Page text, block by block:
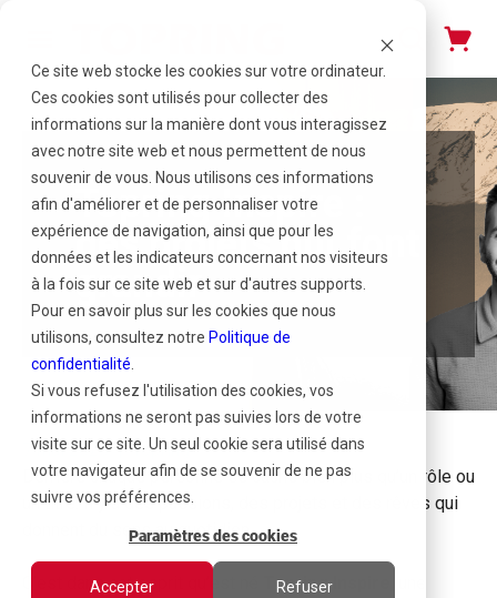
Ce site web stocke les cookies sur votre ordinateur.
Ces cookies sont utilisés pour collecter des
informations sur la manière dont vous interagissez
avec notre site web et nous permettent de nous
souvenir de vous. Nous utilisons ces informations
afin d'améliorer et de personnaliser votre
expérience de navigation, ainsi que pour les
données et les indicateurs concernant nos visiteurs
à la fois sur ce site web et sur d'autres supports.
Pour en savoir plus sur les cookies que nous
utilisons, consultez notre Politique de
confidentialité
Si vous refusez l'utilisation des cookies, vos
informations ne seront pas suivies lors de votre
visite sur ce site. Un seul cookie sera utilisé dans
votre navigateur afin de se souvenir de ne pas
suivre vos préférences.
Paramètres des cookies
Accepter Refuser
Topring Inspire :
des projets qui font
grandir
7 mai 2026 | Topring
Derrière chaque personne se cache bien plus qu’un rôle ou
un titre. Il y a des passions, des projets et des rêves qui
donnent du sens au quotidien.
C’est dans cet esprit qu’est né Topring Inspire